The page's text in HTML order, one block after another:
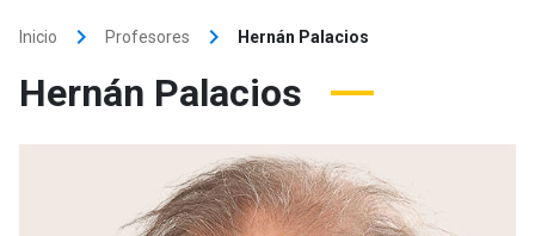
Inicio keyboard_arrow_right Profesores keyboard_arrow_right Hernán Palacios
Hernán Palacios